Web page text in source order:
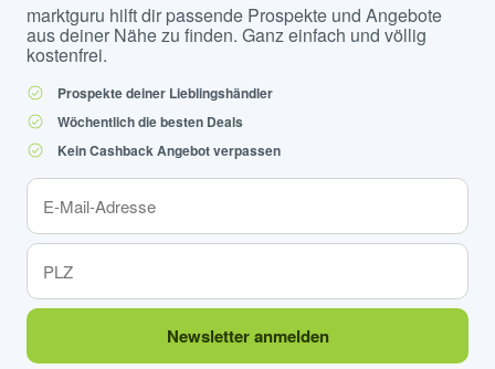
marktguru hilft dir passende Prospekte und Angebote
aus deiner Nähe zu finden. Ganz einfach und völlig
kostenfrei.
Prospekte deiner Lieblingshändler
Wöchentlich die besten Deals
Kein Cashback Angebot verpassen
Newsletter anmelden